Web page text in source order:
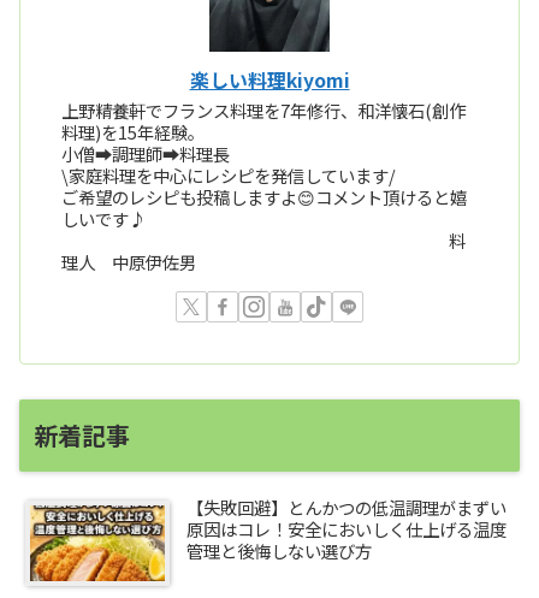
楽しい料理kiyomi
上野精養軒でフランス料理を7年修行、和洋懐石(創作
料理)を15年経験。
小僧➡️調理師➡️料理長
\家庭料理を中心にレシピを発信しています/
ご希望のレシピも投稿しますよ😊コメント頂けると嬉
しいです♪
料
理人 中原伊佐男
新着記事
【失敗回避】とんかつの低温調理がまずい
原因はコレ！安全においしく仕上げる温度
管理と後悔しない選び方